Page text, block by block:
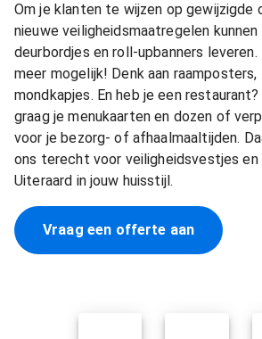
Om je klanten te wijzen op gewijzigde
nieuwe veiligheidsmaatregelen
deurbordjes en roll-upbanners
meer mogelijk! Denk aan
mondkapjes. En heb je een
graag je menukaarten en dozen of
voor je bezorg- of afhaalmaaltijden.
ons terecht voor veiligheidsvestjes en
Uiteraard in jouw huisstijl.
Vraag een offerte aan